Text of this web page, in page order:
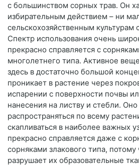
с большинством сорных трав. Он
избирательным действием – ни
сельскохозяйственным культурам
Спектр использования очень
прекрасно справляется с
многолетнего типа. Активное
здесь в достаточно большой
проникает в растение через
испарении с поверхности почвы
нанесения на листву и стебли.
распространяться по всему
скапливаться в наиболее важных
прекрасно справляется даже с
сорняками злакового типа, потому
разрушает их образовательные